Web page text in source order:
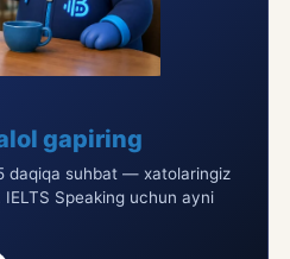
gapiring
daqiqa suhbat — xatolaringiz
Speaking uchun ayni